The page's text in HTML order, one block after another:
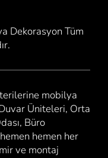
Dekorasyon Tüm
mobilya
Üniteleri, Orta
Büro
hemen her
ve montaj